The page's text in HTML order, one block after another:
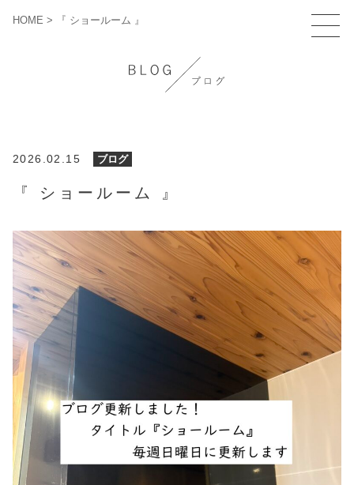
HOME > 『 ショールーム 』
2026.02.15 ブログ
『 ショールーム 』